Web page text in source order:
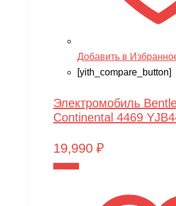
Добавить в
[yith_compare_button]
Электромобиль
Continental 4469
19,990 ₽